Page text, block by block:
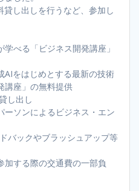
し出しを行うなど、参加し
べる「ビジネス開発講座」
AIをはじめとする最新の技術
講座」の無料提供
し出し
ーソンによるビジネス・エン
バックやブラッシュアップ等
加する際の交通費の一部負